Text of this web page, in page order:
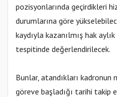
pozisyonlarında geçirdikleri
durumlarına göre
kaydıyla kazanılmış hak
tespitinde değerlendirilecek.
Bunlar, atandıkları kadronun
göreve başladığı tarihi takip